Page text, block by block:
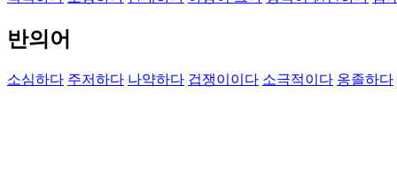
반의어
소심하다 주저하다 나약하다 겁쟁이이다 소극적이다 옹졸하다